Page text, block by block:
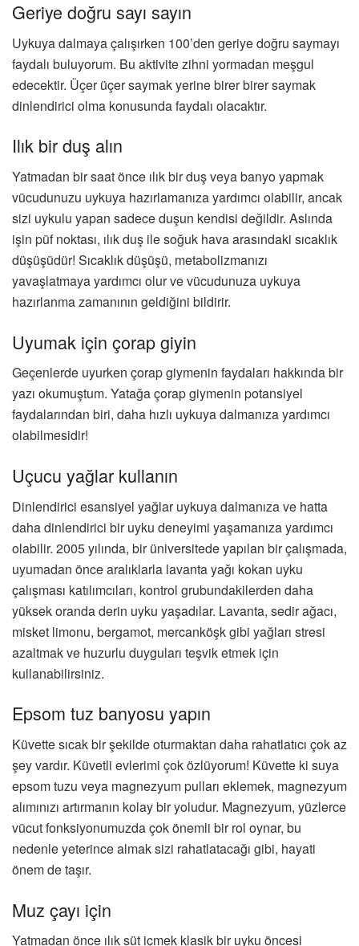
Geriye doğru sayı sayın
Uykuya dalmaya çalışırken 100’den geriye doğru saymayı
faydalı buluyorum. Bu aktivite zihni yormadan meşgul
edecektir. Üçer üçer saymak yerine birer birer saymak
dinlendirici olma konusunda faydalı olacaktır.
Ilık bir duş alın
Yatmadan bir saat önce ılık bir duş veya banyo yapmak
vücudunuzu uykuya hazırlamanıza yardımcı olabilir, ancak
sizi uykulu yapan sadece duşun kendisi değildir. Aslında
işin püf noktası, ılık duş ile soğuk hava arasındaki sıcaklık
düşüşüdür! Sıcaklık düşüşü, metabolizmanızı
yavaşlatmaya yardımcı olur ve vücudunuza uykuya
hazırlanma zamanının geldiğini bildirir.
Uyumak için çorap giyin
Geçenlerde uyurken çorap giymenin faydaları hakkında bir
yazı okumuştum. Yatağa çorap giymenin potansiyel
faydalarından biri, daha hızlı uykuya dalmanıza yardımcı
olabilmesidir!
Uçucu yağlar kullanın
Dinlendirici esansiyel yağlar uykuya dalmanıza ve hatta
daha dinlendirici bir uyku deneyimi yaşamanıza yardımcı
olabilir. 2005 yılında, bir üniversitede yapılan bir çalışmada,
uyumadan önce aralıklarla lavanta yağı kokan uyku
çalışması katılımcıları, kontrol grubundakilerden daha
yüksek oranda derin uyku yaşadılar. Lavanta, sedir ağacı,
misket limonu, bergamot, mercanköşk gibi yağları stresi
azaltmak ve huzurlu duyguları teşvik etmek için
kullanabilirsiniz.
Epsom tuz banyosu yapın
Küvette sıcak bir şekilde oturmaktan daha rahatlatıcı çok az
şey vardır. Küvetli evlerimi çok özlüyorum! Küvette ki suya
epsom tuzu veya magnezyum pulları eklemek, magnezyum
alımınızı artırmanın kolay bir yoludur. Magnezyum, yüzlerce
vücut fonksiyonumuzda çok önemli bir rol oynar, bu
nedenle yeterince almak sizi rahatlatacağı gibi, hayati
önem de taşır.
Muz çayı için
Yatmadan önce ılık süt içmek klasik bir uyku öncesi